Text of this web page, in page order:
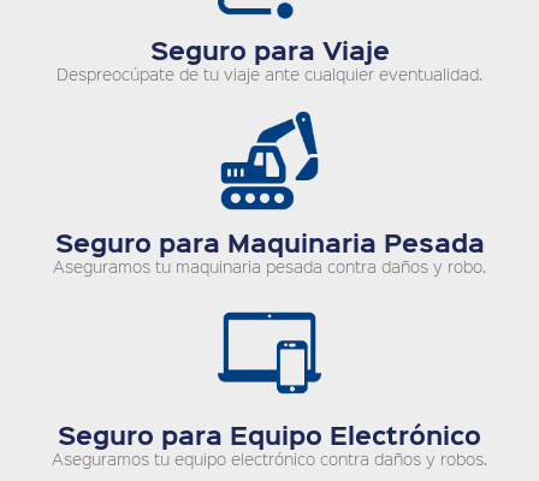
Seguro para Viaje
Despreocúpate de tu viaje ante cualquier eventualidad.
Seguro para Maquinaria Pesada
Aseguramos tu maquinaria pesada contra daños y robo.
Seguro para Equipo Electrónico
Aseguramos tu equipo electrónico contra daños y robos.